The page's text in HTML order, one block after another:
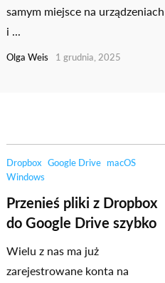
samym miejsce na urządzeniach
i ...
Olga Weis 1 grudnia, 2025
Dropbox Google Drive macOS
Windows
Przenieś pliki z Dropbox
do Google Drive szybko
Wielu z nas ma już
zarejestrowane konta na